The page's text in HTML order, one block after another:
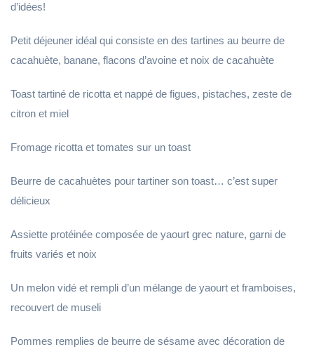
d’idées!
Petit déjeuner idéal qui consiste en des tartines au beurre de
cacahuète, banane, flacons d’avoine et noix de cacahuète
Toast tartiné de ricotta et nappé de figues, pistaches, zeste de
citron et miel
Fromage ricotta et tomates sur un toast
Beurre de cacahuètes pour tartiner son toast… c’est super
délicieux
Assiette protéinée composée de yaourt grec nature, garni de
fruits variés et noix
Un melon vidé et rempli d’un mélange de yaourt et framboises,
recouvert de museli
Pommes remplies de beurre de sésame avec décoration de